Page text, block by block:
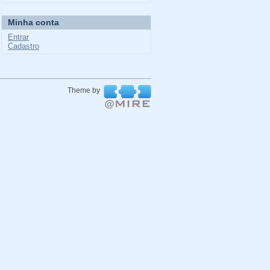
Minha conta
Entrar
Cadastro
Theme by